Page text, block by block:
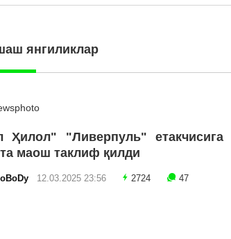
янгиликлар
Ҳилол" "Ливерпуль" етакчисига
маош таклиф қилди
12.03.2025 23:56 2724 47